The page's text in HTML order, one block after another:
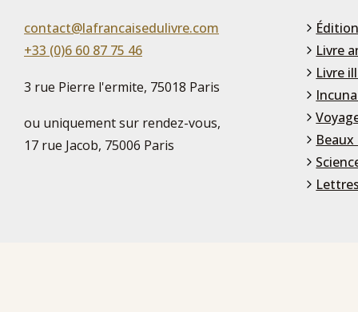
contact@lafrancaisedulivre.com
+33 (0)6 60 87 75 46
3 rue Pierre l'ermite, 75018 Paris
ou uniquement sur rendez-vous,
17 rue Jacob, 75006 Paris
Livre
Livre